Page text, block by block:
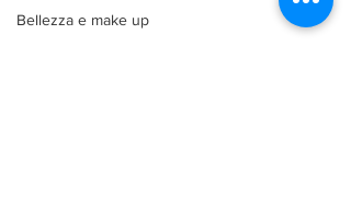
Bellezza e make up